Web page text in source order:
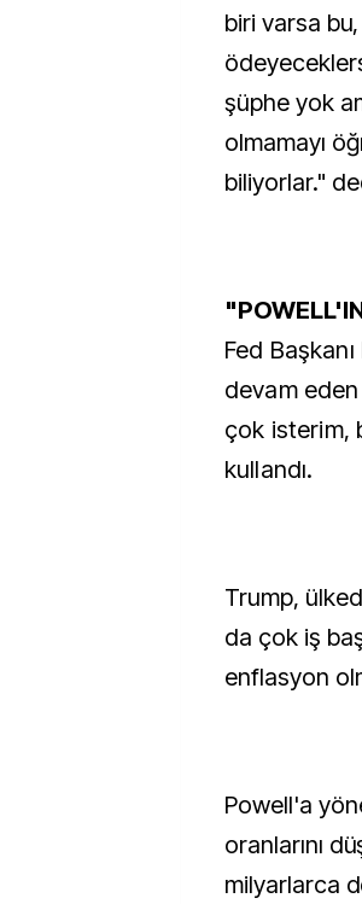
biri varsa bu,
şüphe yok
olmamayı
biliyorlar."
Fed
devam
çok isterim,
kullandı.
Trump,
da çok iş
enflasyon
Powell'a
oranlarını
milyarlarca